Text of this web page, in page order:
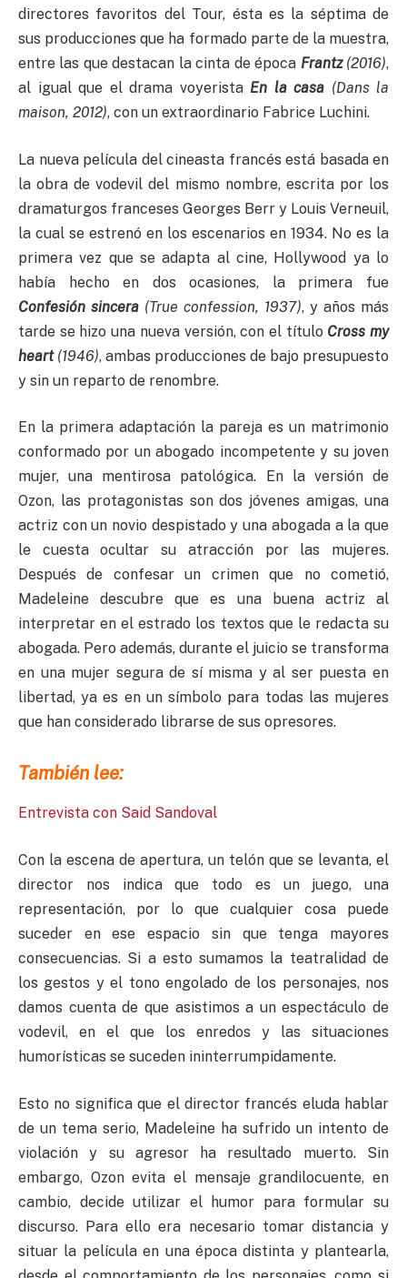
directores favoritos del Tour, ésta es la séptima de
sus producciones que ha formado parte de la muestra,
entre las que destacan la cinta de época Frantz(2016),
al igual que el drama voyerista En la casa (Dans la
maison, 2012), con un extraordinario Fabrice Luchini.
La nueva película del cineasta francés está basada en
la obra de vodevil del mismo nombre, escrita por los
dramaturgos franceses Georges Berr y Louis Verneuil,
la cual se estrenó en los escenarios en 1934. No es la
primera vez que se adapta al cine, Hollywood ya lo
había hecho en dos ocasiones, la primera fue
Confesión sincera (True confession, 1937), y años más
tarde se hizo una nueva versión, con el título Cross my
heart(1946), ambas producciones de bajo presupuesto
y sin un reparto de renombre.
En la primera adaptación la pareja es un matrimonio
conformado por un abogado incompetente y su joven
mujer, una mentirosa patológica. En la versión de
Ozon, las protagonistas son dos jóvenes amigas, una
actriz con un novio despistado y una abogada a la que
le cuesta ocultar su atracción por las mujeres.
Después de confesar un crimen que no cometió,
Madeleine descubre que es una buena actriz al
interpretar en el estrado los textos que le redacta su
abogada. Pero además, durante el juicio se transforma
en una mujer segura de sí misma y al ser puesta en
libertad, ya es en un símbolo para todas las mujeres
que han considerado librarse de sus opresores.
También lee:
Entrevista con Said Sandoval
Con la escena de apertura, un telón que se levanta, el
director nos indica que todo es un juego, una
representación, por lo que cualquier cosa puede
suceder en ese espacio sin que tenga mayores
consecuencias. Si a esto sumamos la teatralidad de
los gestos y el tono engolado de los personajes, nos
damos cuenta de que asistimos a un espectáculo de
vodevil, en el que los enredos y las situaciones
humorísticas se suceden ininterrumpidamente.
Esto no significa que el director francés eluda hablar
de un tema serio, Madeleine ha sufrido un intento de
violación y su agresor ha resultado muerto. Sin
embargo, Ozon evita el mensaje grandilocuente, en
cambio, decide utilizar el humor para formular su
discurso. Para ello era necesario tomar distancia y
situar la película en una época distinta y plantearla,